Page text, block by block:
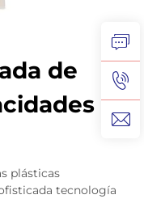
de
de
plásticas
tecnología